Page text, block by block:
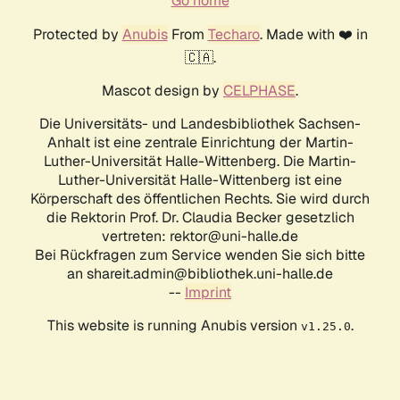
Protected by AnubisFrom Techaro. Made with ❤️ in
🇨🇦.
Mascot design by CELPHASE.
Die Universitäts- und Landesbibliothek Sachsen-
Anhalt ist eine zentrale Einrichtung der Martin-
Luther-Universität Halle-Wittenberg. Die Martin-
Luther-Universität Halle-Wittenberg ist eine
Körperschaft des öffentlichen Rechts. Sie wird durch
die Rektorin Prof. Dr. Claudia Becker gesetzlich
vertreten: rektor@uni-halle.de
Bei Rückfragen zum Service wenden Sie sich bitte
an shareit.admin@bibliothek.uni-halle.de
-- Imprint
This website is running Anubis version v1.25.0.